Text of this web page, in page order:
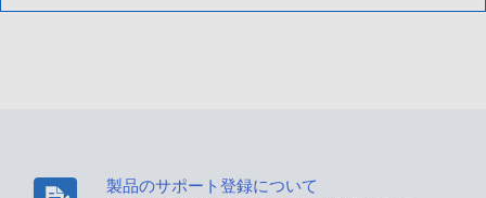
製品のサポート登録について